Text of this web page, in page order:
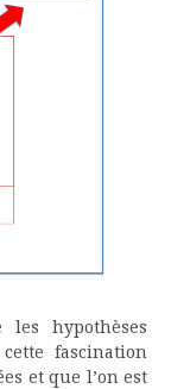
les hypothèses
fascination
et que l’on est